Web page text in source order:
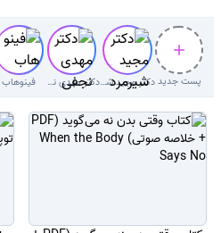
پست جدید دکتر‌ مجید شیرمردی‌ دکتر مهدی نجفی دلوئی فینوهاب